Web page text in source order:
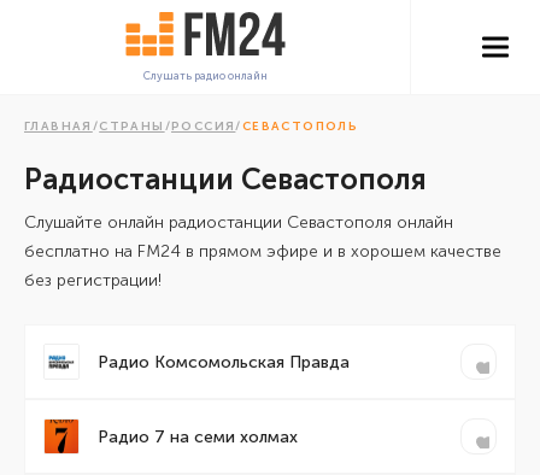
Слушать радио онлайн
ГЛАВНАЯ /СТРАНЫ /РОССИЯ/СЕВАСТОПОЛЬ
Радиостанции Севастополя
Cлушайте онлайн радиостанции Севастополя онлайн
бесплатно на FM24 в прямом эфире и в хорошем качестве
без регистрации!
Радио Комсомольская Правда
Радио 7 на семи холмах